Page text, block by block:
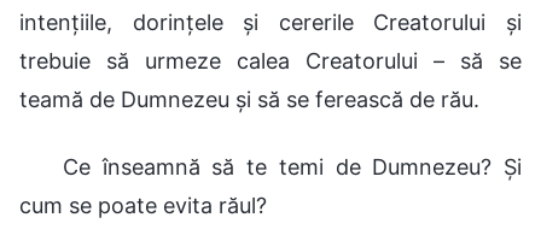
intențiile, dorințele și cererile Creatorului și
trebuie să urmeze calea Creatorului – să se
teamă de Dumnezeu și să se ferească de rău.
Ce înseamnă să te temi de Dumnezeu? Și
cum se poate evita răul?